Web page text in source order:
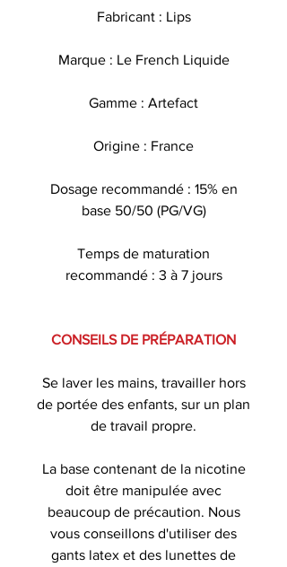
Fabricant : Lips
Marque : Le French Liquide
Gamme : Artefact
Origine : France
Dosage recommandé : 15% en
base 50/50 (PG/VG)
Temps de maturation
recommandé : 3 à 7 jours
CONSEILS DE PRÉPARATION
Se laver les mains, travailler hors
de portée des enfants, sur un plan
de travail propre.
La base contenant de la nicotine
doit être manipulée avec
beaucoup de précaution. Nous
vous conseillons d'utiliser des
gants latex et des lunettes de